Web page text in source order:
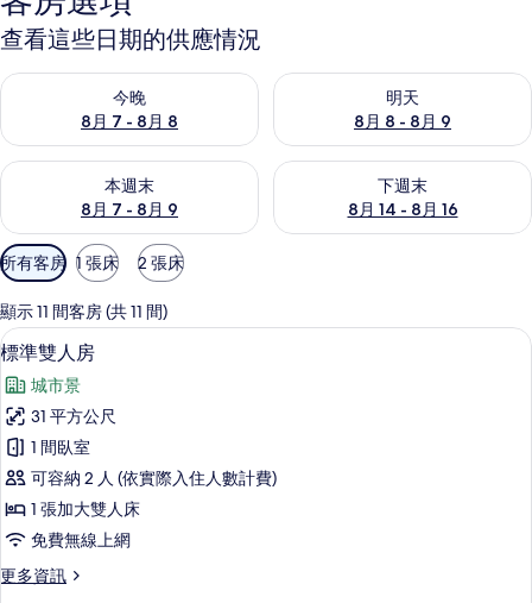
查看這些日期的供應情況
今晚
8月 7 - 8月 8
查看今晚 (8月 7 - 8月 8) 的供應情況
明天
8月 8 - 8月 9
查看明天 (8月 8 - 8月 9) 的供
本週末
8月 7 - 8月 9
查看本週末 (8月 7 - 8月 9) 的供應情況
下週末
8月 14 - 8月 16
查看下週末 (8月 14 - 8月 16)
可
用
的
客
房
篩
選
條
件
所有客房 1 張床 2 張床
顯示 11 間客房 (共 11 間)
顯
示
標
準
雙
人
房
的
所
標準雙人房 | 高級寢具、羽絨被、迷
4
標準雙人房
城市景
31 平方公尺
1 間臥室
可容納 2 人 (依實際入住人數計費)
1 張加大雙人床
免費無線上網
更多資訊
更